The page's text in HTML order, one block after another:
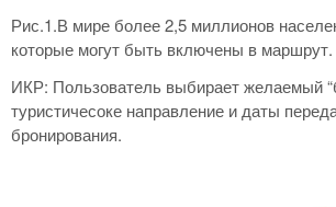
Рис.1.В мире более 2,5 миллионов
которые могут быть включены в маршрут.
ИКР: Пользователь выбирает желаемый
туристичесоке направление и даты
бронирования.